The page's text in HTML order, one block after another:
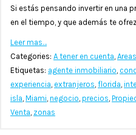
Si estás pensando invertir en una
en el tiempo, y que además te
Leer mas…
Categories: A tener en cuenta,
Etiquetas: agente inmobiliario,
experiencia, extranjeros, florida,
isla, Miami, negocio, precios,
Venta, zonas